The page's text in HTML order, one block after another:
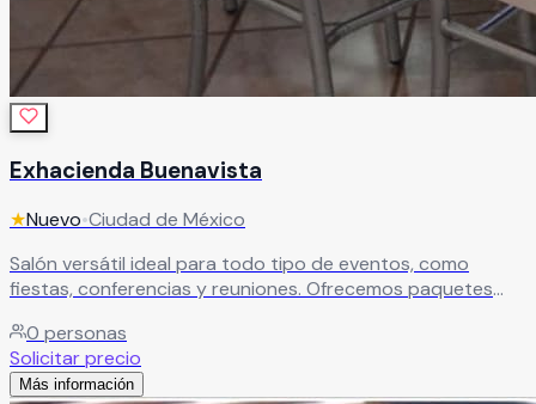
Exhacienda Buenavista
★Nuevo•Ciudad de México
Salón versátil ideal para todo tipo de eventos, como
fiestas, conferencias y reuniones. Ofrecemos paquetes
Cuenta con decoración permanente, opciones de
decoración temática, salón cerrado y techado, además de
estacionamiento para mayor comodidad.
0 personas
Solicitar precio
Más información